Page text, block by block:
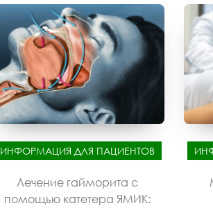
ИНФОРМАЦИЯ ДЛЯ ПАЦИЕНТОВ
Лечение гайморита с
помощью катетера ЯМИК: